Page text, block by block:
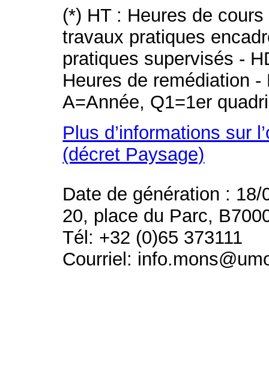
(*) HT : Heures de
travaux pratiques
pratiques supervisés -
Heures de remédiation
A=Année, Q1=1er
Plus d’informations sur
(décret Paysage)
Date de génération : 18/
20, place du Parc,
Tél: +32 (0)65 373111
Courriel: